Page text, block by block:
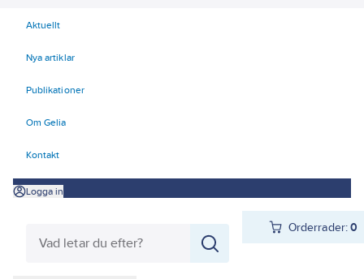
Aktuellt
Nya artiklar
Publikationer
Om Gelia
Kontakt
Logga in
Orderrader:0